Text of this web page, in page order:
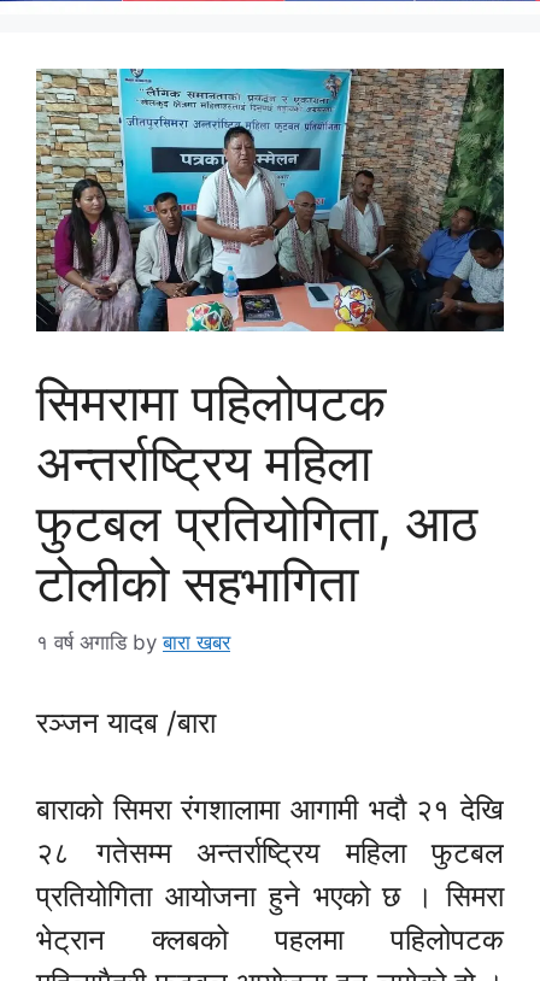
सिमरामा पहिलोपटक
अन्तर्राष्ट्रिय महिला
फुटबल प्रतियोगिता, आठ
टोलीको सहभागिता
१ वर्ष अगाडि byबारा खबर
रञ्जन यादब /बारा
बाराको सिमरा रंगशालामा आगामी भदौ २१ देखि
२८ गतेसम्म अन्तर्राष्ट्रिय महिला फुटबल
प्रतियोगिता आयोजना हुने भएको छ । सिमरा
भेट्रान क्लबको पहलमा पहिलोपटक